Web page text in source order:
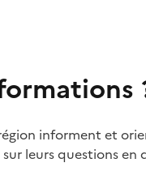
informent et
leurs questions